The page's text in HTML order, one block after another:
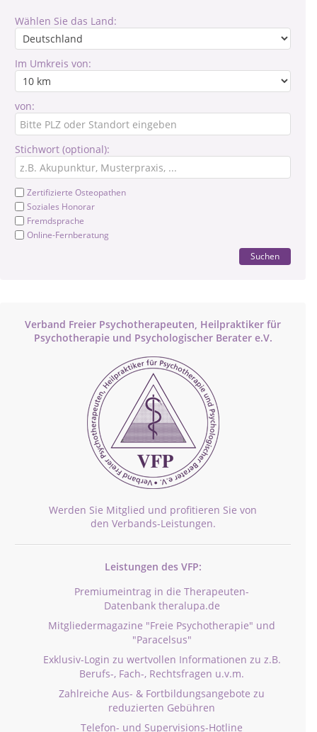
Wählen Sie das Land:
Im Umkreis von:
von:
Stichwort (optional):
Zertifizierte Osteopathen
Soziales Honorar
Fremdsprache
Online-Fernberatung
Suchen
Verband Freier Psychotherapeuten, Heilpraktiker für
Psychotherapie und Psychologischer Berater e.V.
Werden Sie Mitglied und profitieren Sie von
den Verbands-Leistungen.
Leistungen des VFP:
Premiumeintrag in die Therapeuten-
Datenbank theralupa.de
Mitgliedermagazine "Freie Psychotherapie" und
"Paracelsus"
Exklusiv-Login zu wertvollen Informationen zu z.B.
Berufs-, Fach-, Rechtsfragen u.v.m.
Zahlreiche Aus- & Fortbildungsangebote zu
reduzierten Gebühren
Telefon- und Supervisions-Hotline